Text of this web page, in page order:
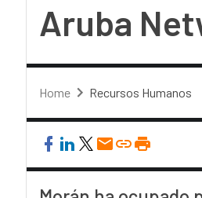
Aruba
Home Recursos Humanos